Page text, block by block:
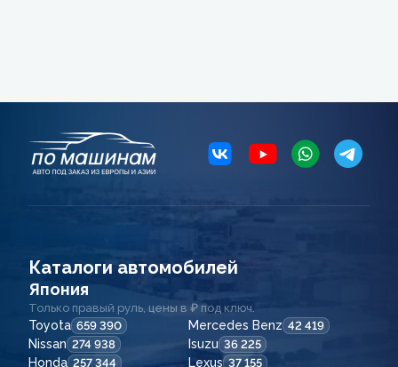
Каталоги автомобилей
Япония
Только правый руль, цены в ₽ под ключ.
Toyota 659 390 Mercedes Benz 42 419
Nissan 274 938 Isuzu 36 225
Honda 257 344 Lexus 37 155